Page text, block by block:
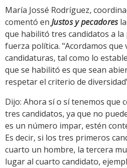
María Jossé Rodríguez,
comentó en Justos y pecadoresla
que habilitó tres candidatos a la
fuerza política. "Acordamos que
candidaturas, tal como lo
que se habilitó es que sean
respetar el criterio de
Dijo: Ahora sí o sí tenemos que
tres candidatos, ya que no
es un número impar, estén
Es decir, si los tres primeros
cuarto un hombre, la tercera
lugar al cuarto candidato,